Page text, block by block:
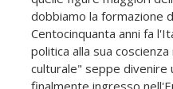
dobbiamo la formazione
Centocinquanta anni fa
politica alla sua
culturale" seppe divenire